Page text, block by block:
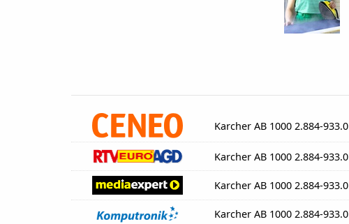
Karcher AB 1000 2.884-933.0
Karcher AB 1000 2.884-933.0
Karcher AB 1000 2.884-933.0
Karcher AB 1000 2.884-933.0